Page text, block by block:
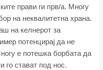
прави ги прв/а. Многу
на неквалитетна храна.
на келнерот за
потенцирај да не
е потешка борбата да
го стават под нос.